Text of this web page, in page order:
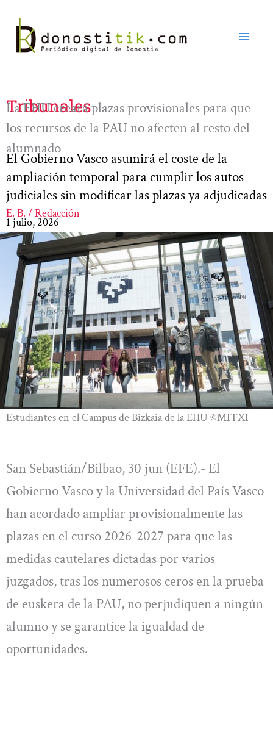
contenido
Tribunales
La EHU creará plazas provisionales para que
los recursos de la PAU no afecten al resto del
alumnado
El Gobierno Vasco asumirá el coste de la
ampliación temporal para cumplir los autos
judiciales sin modificar las plazas ya adjudicadas
E. B. / Redacción
1 julio, 2026
Estudiantes en el Campus de Bizkaia de la EHU ©MITXI
San Sebastián/Bilbao, 30 jun (EFE).- El
Gobierno Vasco y la Universidad del País Vasco
han acordado ampliar provisionalmente las
plazas en el curso 2026-2027 para que las
medidas cautelares dictadas por varios
juzgados, tras los numerosos ceros en la prueba
de euskera de la PAU, no perjudiquen a ningún
alumno y se garantice la igualdad de
oportunidades.